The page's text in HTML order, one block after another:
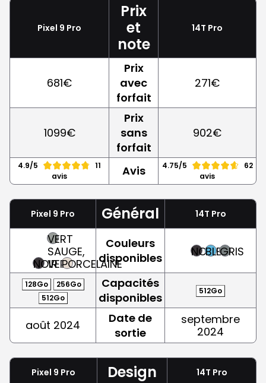
Pixel 9 Pro
Prix
et
note
14T Pro
681€
Prix
avec
forfait
271€
1099€
Prix
sans
forfait
902€
4.9/5
11
avis
Avis 4.75/5
62
avis
Pixel 9 Pro Général 14T Pro
NOIR
VERT
SAUGE,
VERTPORCELAINE
Couleurs
disponibles
NOIRBLEUGRIS
128Go
256Go
512Go
Capacités
disponibles
512Go
août 2024
Date de
sortie
septembre
2024
Pixel 9 Pro Design 14T Pro